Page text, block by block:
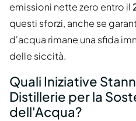
emissioni nette zero entro il
questi sforzi, anche se
d'acqua rimane una sfida
delle siccità.
Quali Iniziative
Distillerie per la
dell'Acqua?